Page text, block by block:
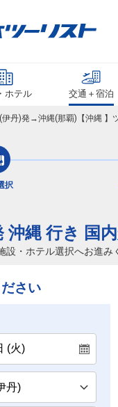
ホテル 交通＋宿泊
伊丹)発→沖縄(那覇)【沖縄 】
択
沖縄 行き 国
設・ホテル選択へお進み
さい